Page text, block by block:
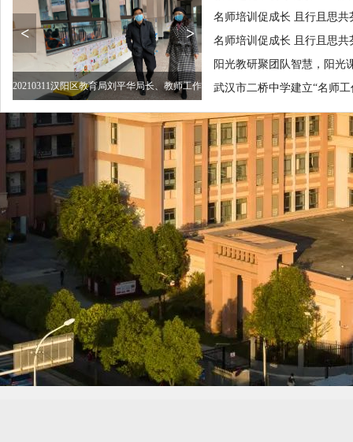
20210311汉阳区教育局刘平华局长、教师工作
科白桂芳科长下校
2021.8.25新学期班主任培训
< >
名师培训促成长 且行且思
名师培训促成长 且行且思
阳光教研聚团队智慧，阳
武汉市二桥中学建立“名师